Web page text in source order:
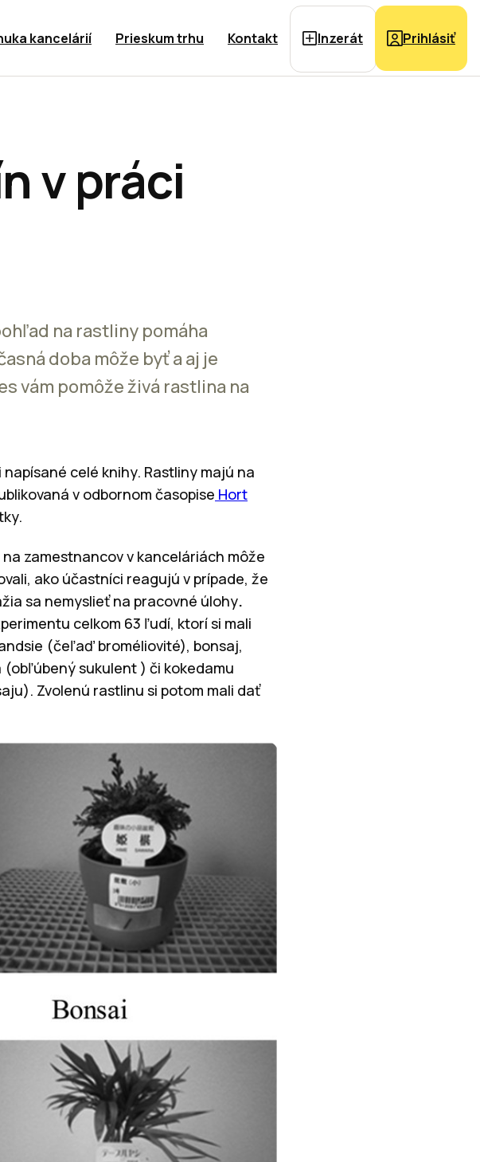
kancelárií Prieskum trhu Kontakt Inzerát Prihlásiť
v práci
na rastliny pomáha
doba môže byť a aj je
vám pomôže živá rastlina na
celé knihy. Rastliny majú na
v odbornom časopise Hort
zamestnancov v kanceláriách môže
ako účastníci reagujú v prípade, že
sa nemyslieť na pracovné úlohy.
celkom 63 ľudí, ktorí si mali
(čeľaď broméliovité), bonsaj,
sukulent ) či kokedamu
Zvolenú rastlinu si potom mali dať